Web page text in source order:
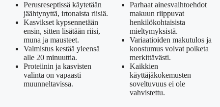
Perusreseptissä käytetään
jäähtynyttä, irtonaista riisiä.
Kasvikset kypsennetään
ensin, sitten lisätään riisi,
muna ja mausteet.
Valmistus kestää yleensä
alle 20 minuuttia.
Proteiinin ja kasvisten
valinta on vapaasti
muunneltavissa.
Parhaat ainesvaihtoehdot
makuun riippuvat
henkilökohtaisista
mieltymyksistä.
Variaatioiden makutulos ja
koostumus voivat poiketa
merkittävästi.
Kaikkien
käyttäjäkokemusten
soveltuvuus ei ole
vahvistettu.